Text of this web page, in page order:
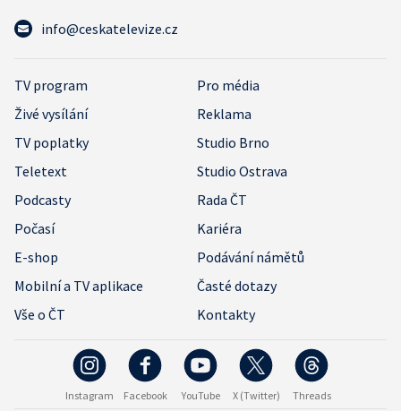
info@ceskatelevize.cz
TV program
Pro média
Živé vysílání
Reklama
TV poplatky
Studio Brno
Teletext
Studio Ostrava
Podcasty
Rada ČT
Počasí
Kariéra
E-shop
Podávání námětů
Mobilní a TV aplikace
Časté dotazy
Vše o ČT
Kontakty
Instagram Facebook YouTube X (Twitter) Threads